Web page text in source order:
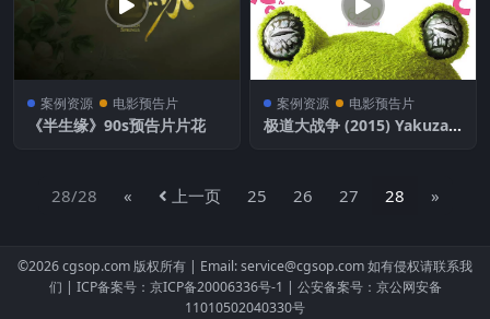
案例资源 电影预告片
《半生缘》90s预告片片花
案例资源 电影预告片
极道大战争 (2015) Yakuza
28/28 « 上一页 25 26 27 28 »
©2026cgsop.com 版权所有 | Email: service@cgsop.com如有侵权请联系我
们 | ICP备案号：京ICP备20006336号-1 | 公安备案号：京公网安备
11010502040330号